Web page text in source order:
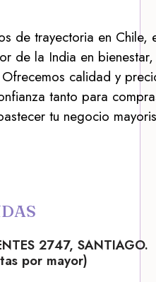
de trayectoria en Chile,
de la India en
calidad y
tanto para
tu negocio
2747, SANTIAGO.
por mayor)